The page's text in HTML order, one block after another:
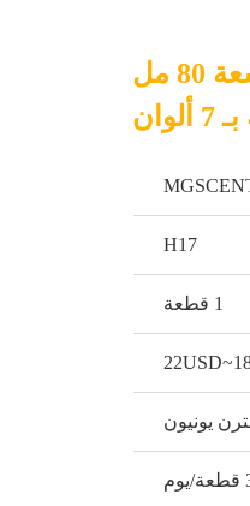
موزع روائح عطرية منزلية صديق للبيئة بسعة 80 مل
H17
1 قطعة
يونيون